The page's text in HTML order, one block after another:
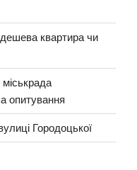
дешева квартира чи
опитування
Городоцької